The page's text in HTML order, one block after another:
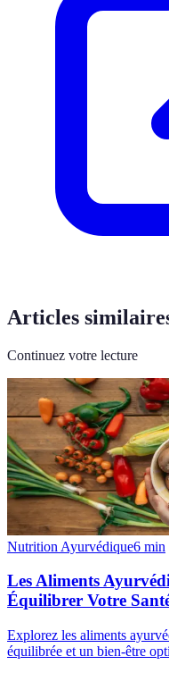
Articles
Continuez votre lecture
Nutrition Ayurvédique6 min
Les Aliments
Équilibrer Votre
Explorez les aliments
équilibrée et un bien-être